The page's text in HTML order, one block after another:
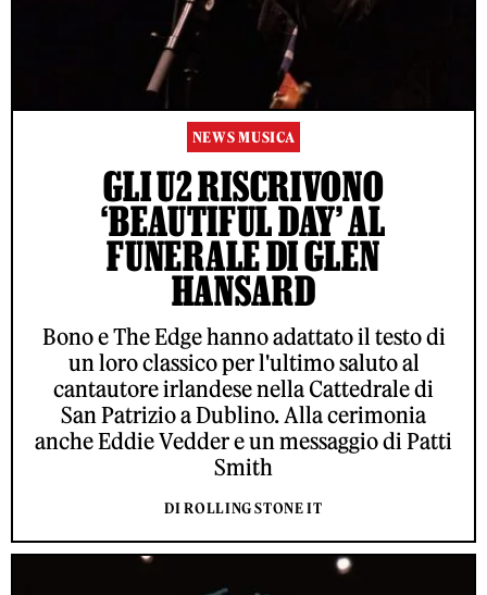
NEWS MUSICA
GLI U2 RISCRIVONO
‘BEAUTIFUL DAY’ AL
FUNERALE DI GLEN
HANSARD
Bono e The Edge hanno adattato il testo di
un loro classico per l'ultimo saluto al
cantautore irlandese nella Cattedrale di
San Patrizio a Dublino. Alla cerimonia
anche Eddie Vedder e un messaggio di Patti
Smith
DI ROLLING STONE IT